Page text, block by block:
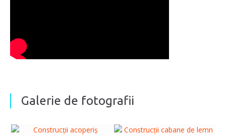
Galerie de fotografii